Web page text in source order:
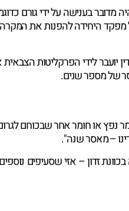
בענישה על ידי גורם
מפקד היחידה להפנות את
יועבר לידי הפרקליטות
של מספר שנים.
או מפקיר כלי יריה, חומר נפץ או
– מאסר שנה".
זדון – אזי שסעיפים